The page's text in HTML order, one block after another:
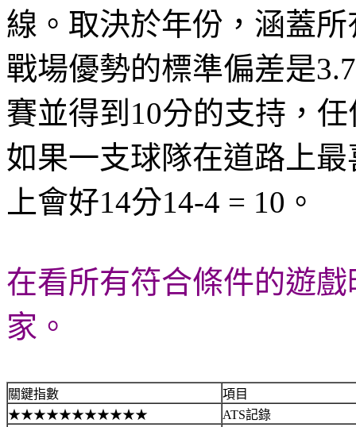
線。取決於年份，涵蓋
戰場優勢的標準偏差是
賽並得到10分的支持，
如果一支球隊在道路上
上會好14分14-4 = 10。
在看所有符合條件的遊
家。
關鍵指數
項目
★★★★★★★★★★★
ATS記錄